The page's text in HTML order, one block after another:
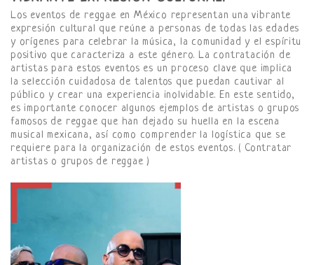
Los eventos de reggae en México representan una vibrante
expresión cultural que reúne a personas de todas las edades
y orígenes para celebrar la música, la comunidad y el espíritu
positivo que caracteriza a este género. La contratación de
artistas para estos eventos es un proceso clave que implica
la selección cuidadosa de talentos que puedan cautivar al
público y crear una experiencia inolvidable. En este sentido,
es importante conocer algunos ejemplos de artistas o grupos
famosos de reggae que han dejado su huella en la escena
musical mexicana, así como comprender la logística que se
requiere para la organización de estos eventos. ( Contratar
artistas o grupos de reggae )